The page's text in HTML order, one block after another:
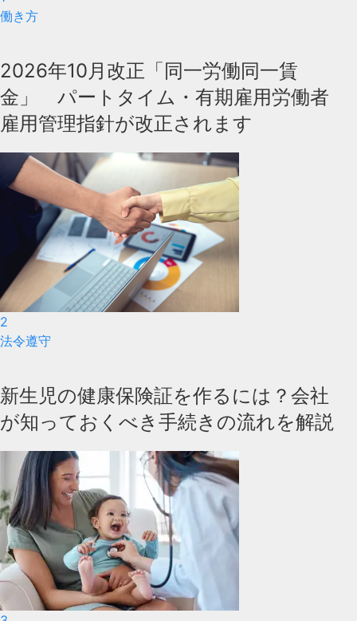
働き方
2026年10月改正「同一労働同一賃
金」 パートタイム・有期雇用労働者
雇用管理指針が改正されます
2
法令遵守
新生児の健康保険証を作るには？会社
が知っておくべき手続きの流れを解説